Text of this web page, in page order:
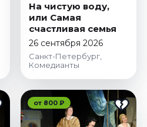
На чистую воду,
или Самая
счастливая семья
26 сентября 2026
Санкт-Петербург,
Комедианты
от 800 ₽